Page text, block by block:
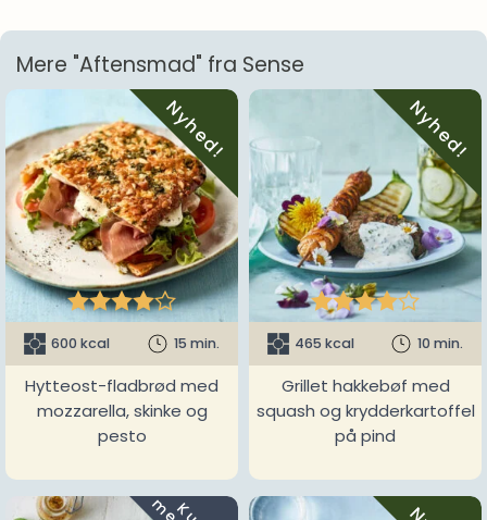
Mere "Aftensmad" fra Sense
Nyhed!

600 kcal 15 min.
Hytteost-fladbrød med
mozzarella, skinke og
pesto
Nyhed!

465 kcal 10 min.
Grillet hakkebøf med
squash og krydderkartoffel
på pind